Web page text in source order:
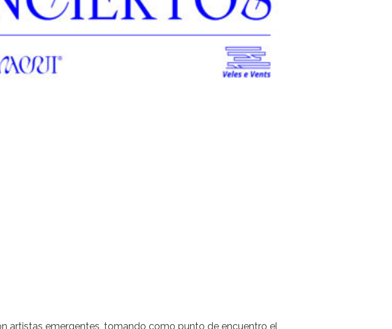
artistas emergentes, tomando como punto de encuentro el